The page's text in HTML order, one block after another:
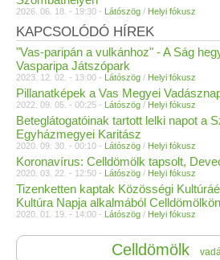
2026. 06. 18. - 19:30 - Látószög / Helyi fókusz
KAPCSOLÓDÓ HÍREK
"Vas-paripán a vulkánhoz" - A Ság
Vasparipa Játszópark
2023. 12. 02. - 13:00 - Látószög / Helyi fókusz
Pillanatképek a Vas Megyei
2022. 09. 05. - 00:25 - Látószög / Helyi fókusz
Beteglátogatóinak tartott lelki napot a
Egyházmegyei Karitász
2020. 09. 30. - 00:10 - Látószög / Helyi fókusz
Koronavírus: Celldömölk tapsolt,
2020. 03. 22. - 12:50 - Látószög / Helyi fókusz
Tizenketten kaptak Közösségi
Kultúra Napja alkalmából Celldömölkön
2020. 01. 19. - 14:00 - Látószög / Helyi fókusz
Celldömölk